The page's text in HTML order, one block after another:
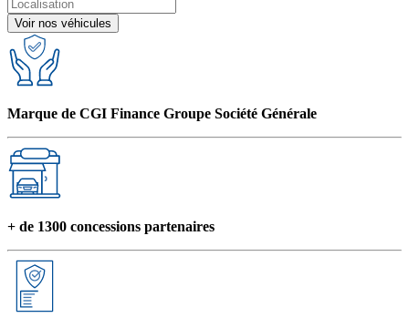
Voir nos véhicules
Marque de CGI Finance Groupe Société Générale
+ de 1300 concessions partenaires